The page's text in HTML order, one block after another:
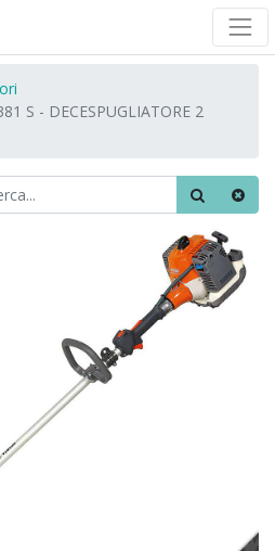
S - DECESPUGLIATORE 2